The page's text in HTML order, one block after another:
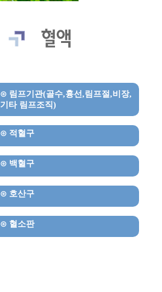
⊙ 림프기관(골수,흉선,림프절,비장,
기타 림프조직)
⊙ 적혈구
⊙ 백혈구
⊙ 호산구
⊙ 혈소판